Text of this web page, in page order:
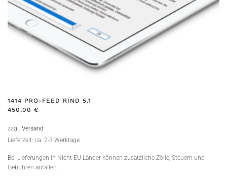
1414 PRO-FEED RIND 5.1
450,00 €
zzgl. Versand
Lieferzeit: ca. 2-3 Werktage
Bei Lieferungen in Nicht-EU-Länder können zusätzliche Zölle, Steuern und
Gebühren anfallen.